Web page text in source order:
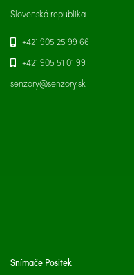
Slovenská republika
+421 905 25 99 66
+421 905 51 01 99
senzory@senzory.sk
Snímače Positek